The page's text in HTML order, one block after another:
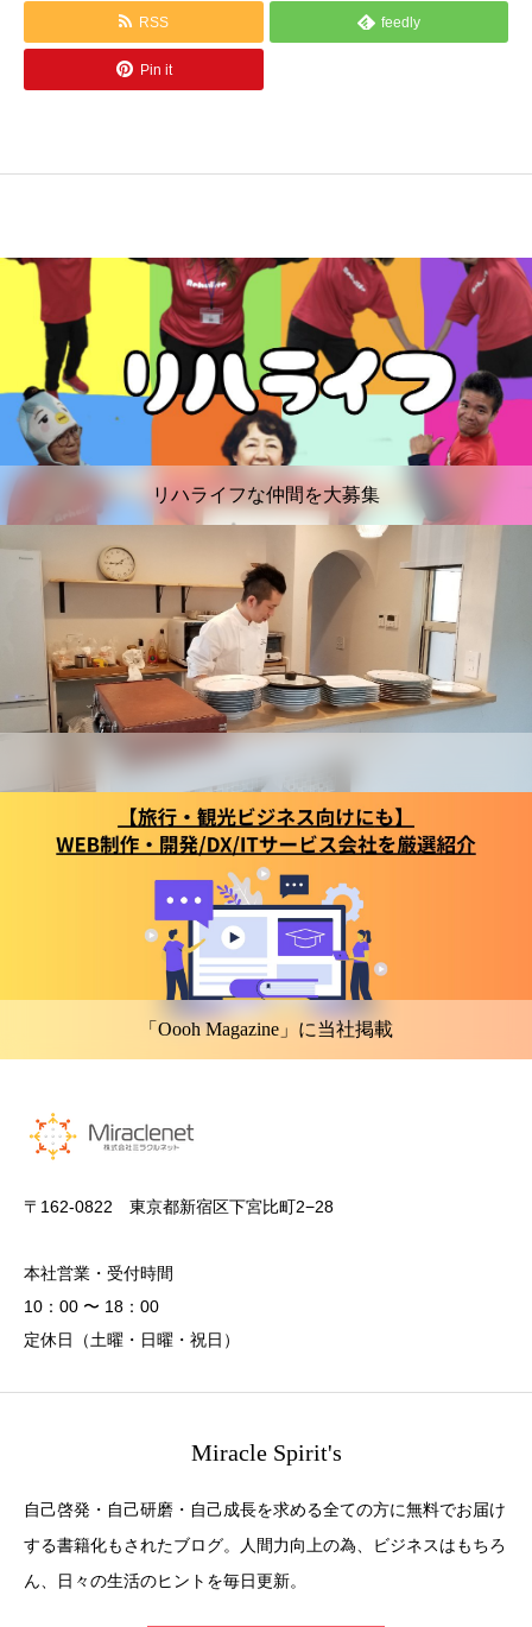
RSS feedly
Pin it
リハライフな仲間を大募集
「Oooh Magazine」に当社掲載
〒162-0822 東京都新宿区下宮比町2−28
本社営業・受付時間
10：00 〜 18：00
定休日（土曜・日曜・祝日）
Miracle Spirit's
自己啓発・自己研磨・自己成長を求める全ての方に無料でお届け
する書籍化もされたブログ。人間力向上の為、ビジネスはもちろ
ん、日々の生活のヒントを毎日更新。